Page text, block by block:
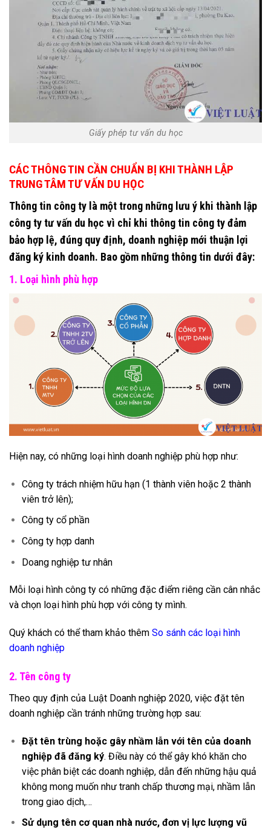
Giấy phép tư vấn du học
CÁC THÔNG TIN CẦN CHUẨN BỊ KHI THÀNH LẬP
TRUNG TÂM TƯ VẤN DU HỌC
Thông tin công ty là một trong những lưu ý khi thành lập
công ty tư vấn du học vì chỉ khi thông tin công ty đảm
bảo hợp lệ, đúng quy định, doanh nghiệp mới thuận lợi
đăng ký kinh doanh. Bao gồm những thông tin dưới đây:
1. Loại hình phù hợp
Hiện nay, có những loại hình doanh nghiệp phù hợp như:
Công ty trách nhiệm hữu hạn (1 thành viên hoặc 2 thành
viên trở lên);
Công ty cổ phần
Công ty hợp danh
Doang nghiệp tư nhân
Mỗi loại hình công ty có những đặc điểm riêng cần cân nhắc
và chọn loại hình phù hợp với công ty mình.
Quý khách có thể tham khảo thêm So sánh các loại hình
doanh nghiệp
2. Tên công ty
Theo quy định của Luật Doanh nghiệp 2020, việc đặt tên
doanh nghiệp cần tránh những trường hợp sau:
Đặt tên trùng hoặc gây nhầm lẫn với tên của doanh
nghiệp đã đăng ký. Điều này có thể gây khó khăn cho
việc phân biệt các doanh nghiệp, dẫn đến những hậu quả
không mong muốn như tranh chấp thương mại, nhầm lẫn
trong giao dịch,…
Sử dụng tên cơ quan nhà nước, đơn vị lực lượng vũ